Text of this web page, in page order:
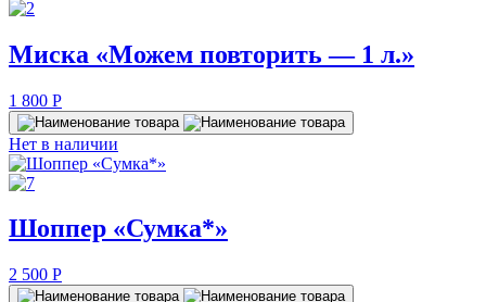
Миска «Можем повторить — 1 л.»
1 800 P
Нет в наличии
Шоппер «Сумка*»
2 500 P